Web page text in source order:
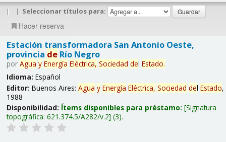
| | Seleccionar títulos para:
Hacer reserva
Estación transformadora San Antonio Oeste,
provincia deRío Negro
por Agua y Energía Eléctrica, Sociedad del Estado.
Idioma: Español
Editor: Buenos Aires: Agua y Energía Eléctrica, Sociedad del Estado,
1988
Disponibilidad: Ítems disponibles para préstamo: Signatura
topográfica: 621.374.5/A282/v.2 (3).